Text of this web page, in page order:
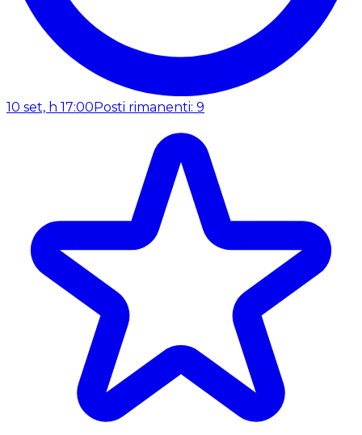
10 set, h 17:00Posti rimanenti: 9